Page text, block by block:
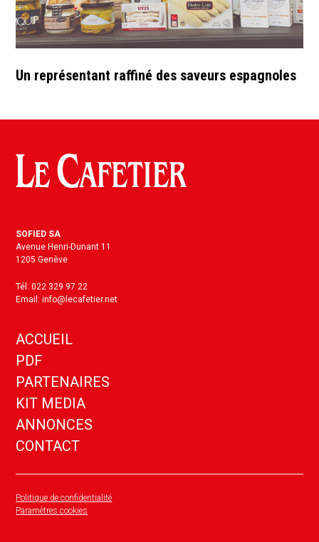
Un représentant raffiné des saveurs espagnoles
SOFIED SA
Avenue Henri-Dunant 11
1205 Genève
Tél: 022 329 97 22
Email: info@lecafetier.net
ACCUEIL
PDF
PARTENAIRES
KIT MEDIA
ANNONCES
CONTACT
Politique de confidentialité
Paramètres cookies